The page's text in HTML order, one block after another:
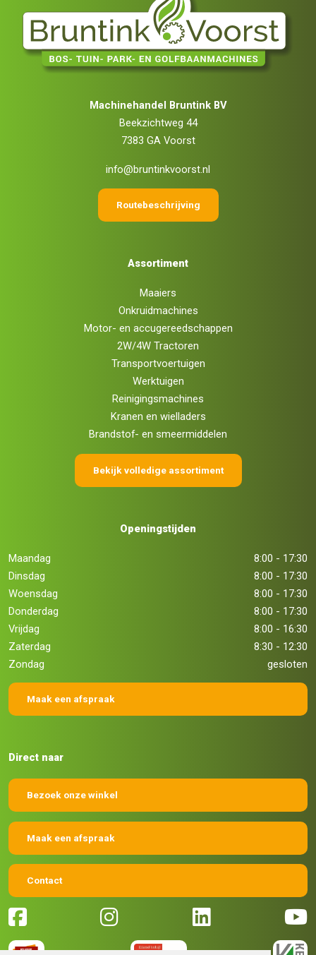
Machinehandel Bruntink BV
Beekzichtweg 44
7383 GA Voorst
info@bruntinkvoorst.nl
Routebeschrijving
Assortiment
Maaiers
Onkruidmachines
Motor- en accugereedschappen
2W/4W Tractoren
Transportvoertuigen
Werktuigen
Reinigingsmachines
Kranen en wielladers
Brandstof- en smeermiddelen
Bekijk volledige assortiment
Openingstijden
Maandag
8:00 - 17:30
Dinsdag
8:00 - 17:30
Woensdag
8:00 - 17:30
Donderdag
8:00 - 17:30
Vrijdag
8:00 - 16:30
Zaterdag
8:30 - 12:30
Zondag
gesloten
Maak een afspraak
Direct naar
Bezoek onze winkel
Maak een afspraak
Contact